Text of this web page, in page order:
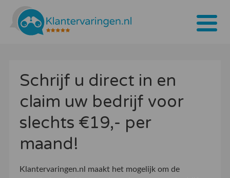
Tarieven
Bedrijven
Over ons
Blogs
Contact
Schrijf u direct in en
claim uw bedrijf voor
slechts €19,- per
maand!
Klantervaringen.nl maakt het mogelijk om de